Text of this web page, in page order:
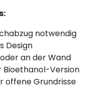
notwendig
Design
an der Wand
Bioethanol-Version
offene Grundrisse